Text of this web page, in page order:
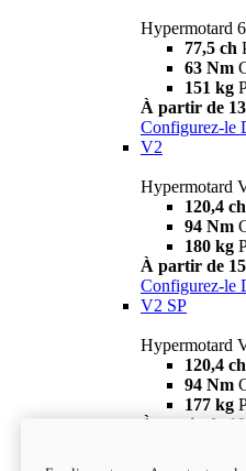
Hypermotard
77,5 ch
63 Nm
151 kg
À partir de
Configurez-le
V2
Hypermotard
120,4 ch
94 Nm
180 kg
À partir de
Configurez-le
V2 SP
Hypermotard
120,4 ch
94 Nm
177 kg
À partir de
new
V2 SP 100